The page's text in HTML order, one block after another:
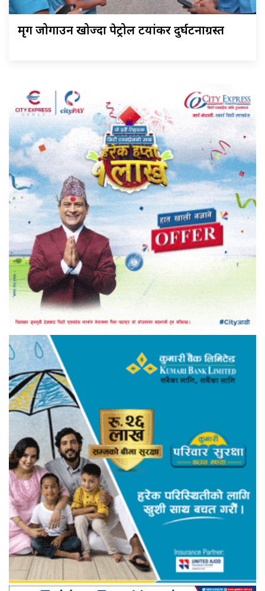
मृग जोगाउन खोज्दा पेट्रोल टयांकर दुर्घटनाग्रस्त